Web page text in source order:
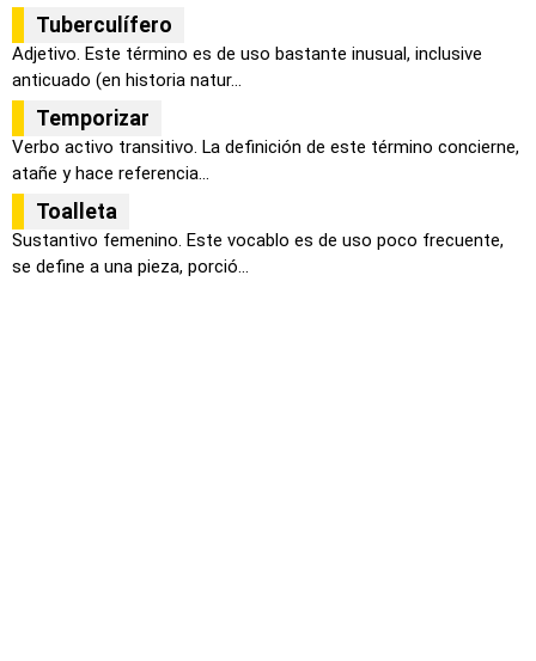
Tuberculífero
Adjetivo. Este término es de uso bastante inusual, inclusive
anticuado (en historia natur...
Temporizar
Verbo activo transitivo. La definición de este término concierne,
atañe y hace referencia...
Toalleta
Sustantivo femenino. Este vocablo es de uso poco frecuente,
se define a una pieza, porció...